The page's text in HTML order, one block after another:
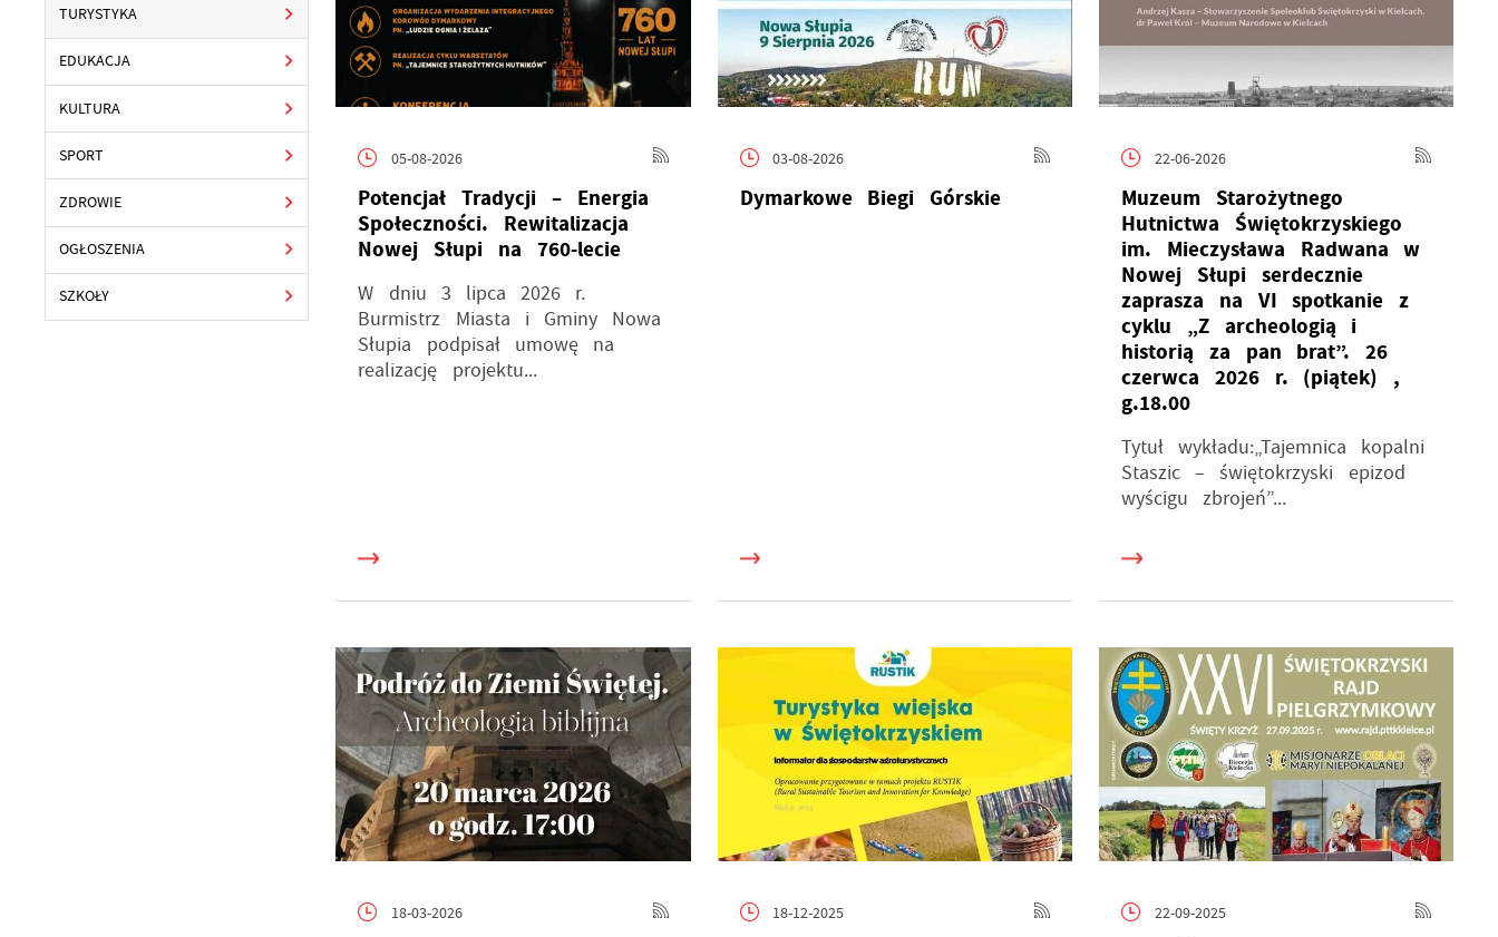
TURYSTYKA
EDUKACJA
KULTURA
SPORT
ZDROWIE
OGŁOSZENIA
SZKOŁY
05-08-2026
Potencjał Tradycji – Energia
Społeczności. Rewitalizacja
Nowej Słupi na 760-lecie
W dniu 3 lipca 2026 r.
Burmistrz Miasta i Gminy Nowa
Słupia podpisał umowę na
realizację projektu...
03-08-2026
Dymarkowe Biegi Górskie
22-06-2026
Muzeum Starożytnego
Hutnictwa Świętokrzyskiego
im. Mieczysława Radwana w
Nowej Słupi serdecznie
zaprasza na VI spotkanie z
cyklu „Z archeologią i
historią za pan brat”. 26
czerwca 2026 r. (piątek) ,
g.18.00
Tytuł wykładu:„Tajemnica kopalni
Staszic – świętokrzyski epizod
wyścigu zbrojeń”...
18-03-2026 18-12-2025 22-09-2025